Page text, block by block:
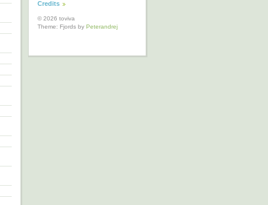
Credits
© 2026 toviva
Theme: Fjords by Peterandrej